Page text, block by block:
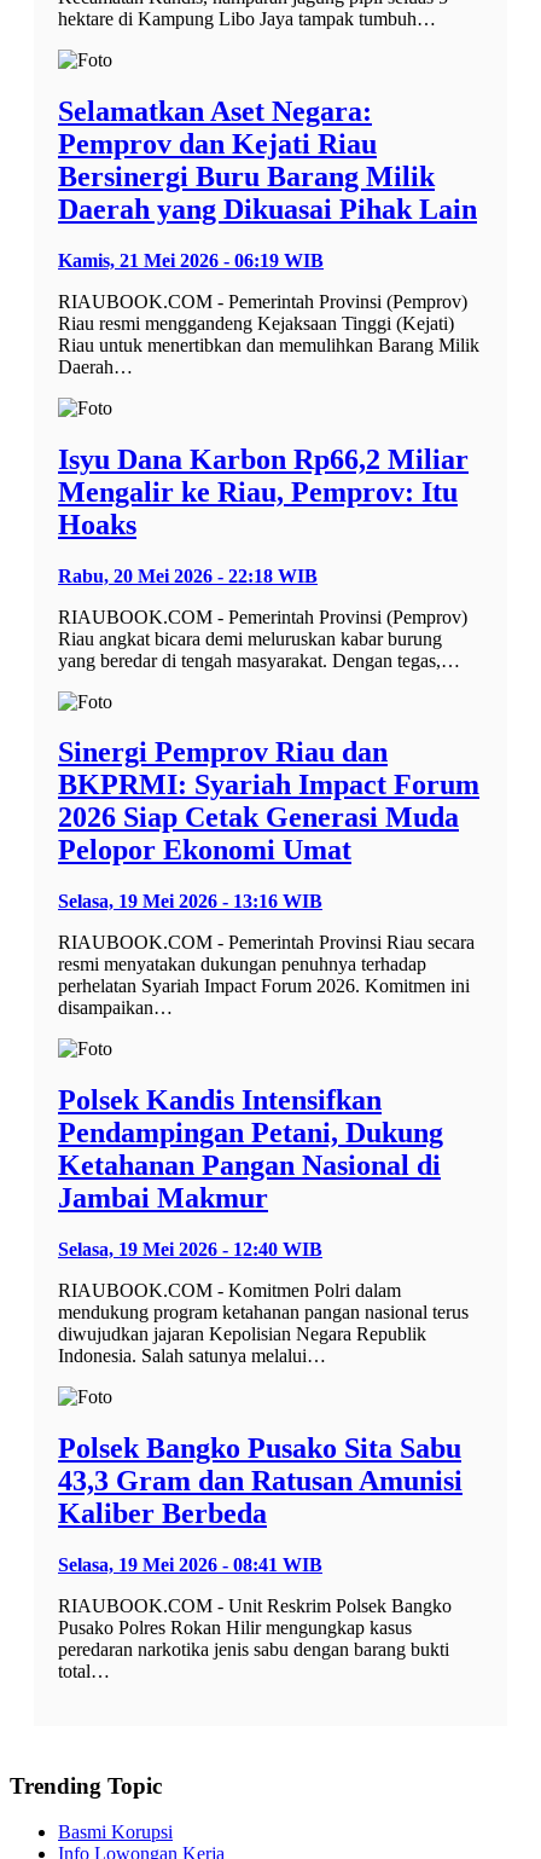
hektare di Kampung Libo Jaya tampak tumbuh…
Selamatkan Aset Negara:
Pemprov dan Kejati Riau
Bersinergi Buru Barang Milik
Daerah yang Dikuasai Pihak Lain
Kamis, 21 Mei 2026 - 06:19 WIB
RIAUBOOK.COM - Pemerintah Provinsi (Pemprov)
Riau resmi menggandeng Kejaksaan Tinggi (Kejati)
Riau untuk menertibkan dan memulihkan Barang Milik
Daerah…
Isyu Dana Karbon Rp66,2 Miliar
Mengalir ke Riau, Pemprov: Itu
Hoaks
Rabu, 20 Mei 2026 - 22:18 WIB
RIAUBOOK.COM - Pemerintah Provinsi (Pemprov)
Riau angkat bicara demi meluruskan kabar burung
yang beredar di tengah masyarakat. Dengan tegas,…
Sinergi Pemprov Riau dan
BKPRMI: Syariah Impact Forum
2026 Siap Cetak Generasi Muda
Pelopor Ekonomi Umat
Selasa, 19 Mei 2026 - 13:16 WIB
RIAUBOOK.COM - Pemerintah Provinsi Riau secara
resmi menyatakan dukungan penuhnya terhadap
perhelatan Syariah Impact Forum 2026. Komitmen ini
disampaikan…
Polsek Kandis Intensifkan
Pendampingan Petani, Dukung
Ketahanan Pangan Nasional di
Jambai Makmur
Selasa, 19 Mei 2026 - 12:40 WIB
RIAUBOOK.COM - Komitmen Polri dalam
mendukung program ketahanan pangan nasional terus
diwujudkan jajaran Kepolisian Negara Republik
Indonesia. Salah satunya melalui…
Polsek Bangko Pusako Sita Sabu
43,3 Gram dan Ratusan Amunisi
Kaliber Berbeda
Selasa, 19 Mei 2026 - 08:41 WIB
RIAUBOOK.COM - Unit Reskrim Polsek Bangko
Pusako Polres Rokan Hilir mengungkap kasus
peredaran narkotika jenis sabu dengan barang bukti
total…
Trending Topic
Basmi Korupsi
Info Lowongan Kerja